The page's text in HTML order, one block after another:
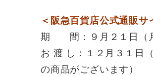
＜阪急百貨店公式通販サ
期 間：９月２１日（月
お 渡 し：１２月３１日
の商品がございます）